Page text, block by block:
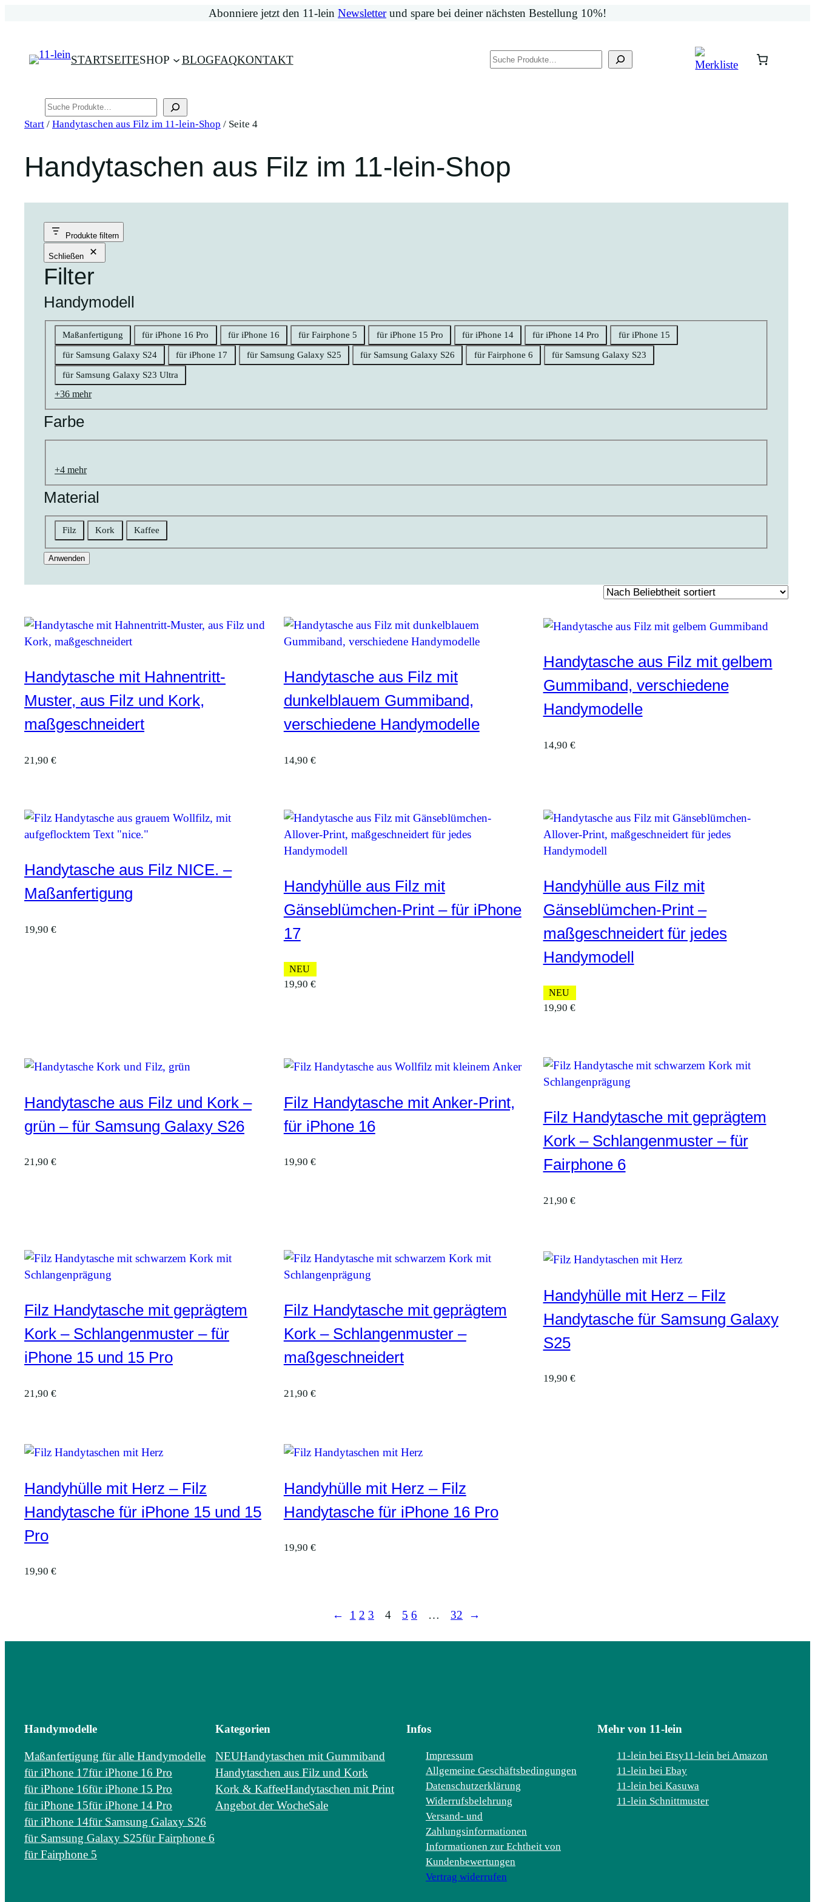
Abonniere jetzt den 11-lein Newsletterund spare bei deiner nächsten Bestellung 10%!
STARTSEITESHOP BLOGFAQKONTAKT Suchen
Start / Handytaschen aus Filz im 11-lein-Shop / Seite 4
Handytaschen aus Filz im 11-lein-Shop
Produkte filtern
Schließen
Filter
Handymodell
Handymodell
Maßanfertigung für iPhone 16 Pro für iPhone 16 für Fairphone 5 für iPhone 15 Pro für iPhone 14 für iPhone 14 Pro für iPhone 15
für Samsung Galaxy S24 für iPhone 17 für Samsung Galaxy S25 für Samsung Galaxy S26 für Fairphone 6 für Samsung Galaxy S23
für Samsung Galaxy S23 Ultra
+36 mehr
Farbe
+4 mehr
Material
Material
Filz Kork Kaffee
Anwenden
Handytasche mit Hahnentritt-
Muster, aus Filz und Kork,
maßgeschneidert
21,90 €
Handytasche aus Filz mit
dunkelblauem Gummiband,
verschiedene Handymodelle
14,90 €
Handytasche aus Filz mit gelbem
Gummiband, verschiedene
Handymodelle
14,90 €
Handytasche aus Filz NICE. –
Maßanfertigung
19,90 €
Handyhülle aus Filz mit
Gänseblümchen-Print – für iPhone
17
NEU
19,90 €
Handyhülle aus Filz mit
Gänseblümchen-Print –
maßgeschneidert für jedes
Handymodell
NEU
19,90 €
Handytasche aus Filz und Kork –
grün – für Samsung Galaxy S26
21,90 €
Filz Handytasche mit Anker-Print,
für iPhone 16
19,90 €
Filz Handytasche mit geprägtem
Kork – Schlangenmuster – für
Fairphone 6
21,90 €
Filz Handytasche mit geprägtem
Kork – Schlangenmuster – für
iPhone 15 und 15 Pro
21,90 €
Filz Handytasche mit geprägtem
Kork – Schlangenmuster –
maßgeschneidert
21,90 €
Handyhülle mit Herz – Filz
Handytasche für Samsung Galaxy
S25
19,90 €
Handyhülle mit Herz – Filz
Handytasche für iPhone 15 und 15
Pro
19,90 €
Handyhülle mit Herz – Filz
Handytasche für iPhone 16 Pro
19,90 €
← 1 2 3 4 5 6 … 32 →
Handymodelle
Maßanfertigung für alle Handymodelle
für iPhone 17für iPhone 16 Pro
für iPhone 16für iPhone 15 Pro
für iPhone 15für iPhone 14 Pro
für iPhone 14für Samsung Galaxy S26
für Samsung Galaxy S25für Fairphone 6
für Fairphone 5
Kategorien
NEUHandytaschen mit Gummiband
Handytaschen aus Filz und Kork
Kork & KaffeeHandytaschen mit Print
Angebot der WocheSale
Infos
Impressum
Allgemeine Geschäftsbedingungen
Datenschutzerklärung
Widerrufsbelehrung
Versand- und
Zahlungsinformationen
Informationen zur Echtheit von
Kundenbewertungen
Vertrag widerrufen
Mehr von 11-lein
11-lein bei Etsy11-lein bei Amazon
11-lein bei Ebay
11-lein bei Kasuwa
11-lein Schnittmuster